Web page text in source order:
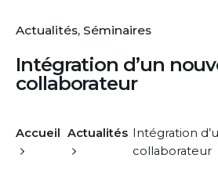
Actualités Séminaires
Intégration d’un
collaborateur
Accueil Actualités Intégration
collaborateur